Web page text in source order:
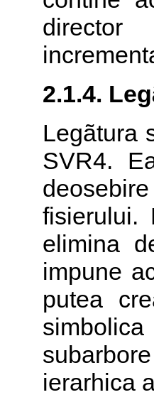
2.1.4.
Legãtura
SVR4.
fisierului.
elimina
impune
putea
ierarhica